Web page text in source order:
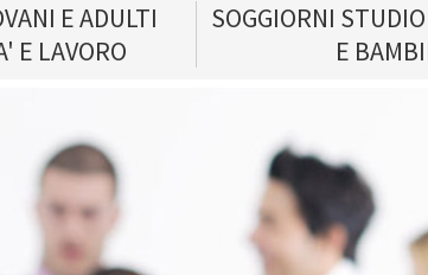
E ADULTI
E LAVORO
SOGGIORNI
E